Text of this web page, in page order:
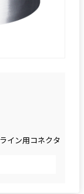
イン用コネクタ